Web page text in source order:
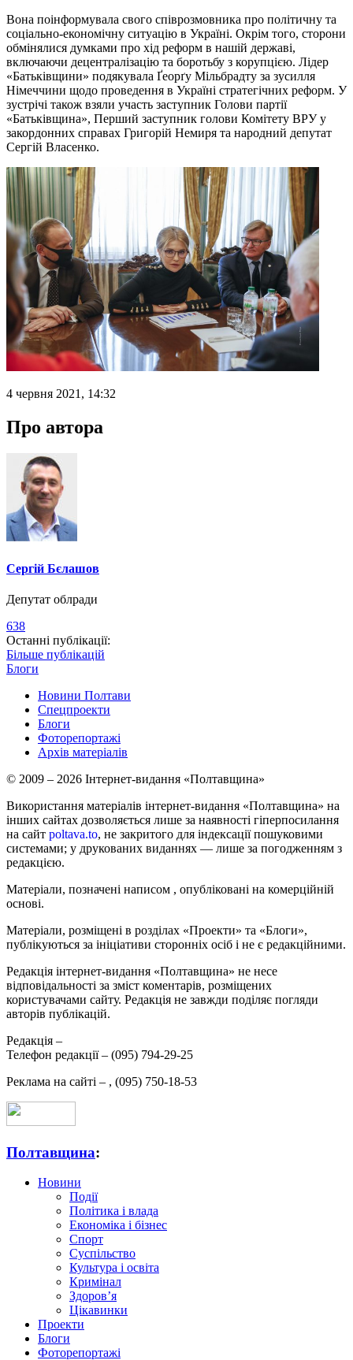
Вона поінформувала свого співрозмовника про політичну та
соціально-економічну ситуацію в Україні. Окрім того, сторони
обмінялися думками про хід реформ в нашій державі,
включаючи децентралізацію та боротьбу з корупцією. Лідер
«Батьківщини» подякувала Ґеорґу Мільбрадту за зусилля
Німеччини щодо проведення в Україні стратегічних реформ. У
зустрічі також взяли участь заступник Голови партії
«Батьківщина», Перший заступник голови Комітету ВРУ у
закордонних справах Григорій Немиря та народний депутат
Сергій Власенко.
4 червня 2021, 14:32
Про автора
Сергій Бєлашов
Депутат облради
638
Останні публікації:
Більше публікацій
Блоги
Новини Полтави
Спецпроекти
Блоги
Фоторепортажі
Архів матеріалів
© 2009 – 2026 Інтернет-видання «Полтавщина»
Використання матеріалів інтернет-видання «Полтавщина» на
інших сайтах дозволяється лише за наявності гіперпосилання
на сайт poltava.to, не закритого для індексації пошуковими
системами; у друкованих виданнях — лише за погодженням з
редакцією.
Матеріали, позначені написом , опубліковані на комерційній
основі.
Матеріали, розміщені в розділах «Проекти» та «Блоги»,
публікуються за ініціативи сторонніх осіб і не є редакційними.
Редакція інтернет-видання «Полтавщина» не несе
відповідальності за зміст коментарів, розміщених
користувачами сайту. Редакція не завжди поділяє погляди
авторів публікацій.
Редакція –
Телефон редакції – (095) 794-29-25
Реклама на сайті – , (095) 750-18-53
Полтавщина:
Новини
Події
Політика і влада
Економіка і бізнес
Спорт
Суспільство
Культура і освіта
Кримінал
Здоров’я
Цікавинки
Проекти
Блоги
Фоторепортажі